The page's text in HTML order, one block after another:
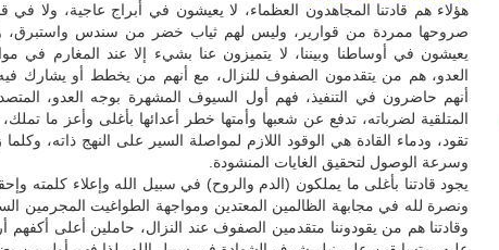
هؤلاء هم قادتنا المجاهدون العظماء، لا يعيشون في أبراج عاجية، ولا في
صروحها ممردة من قوارير، وليس لهم ثياب خضر من سندس واستبرق،
يعيشون في أوساطنا وبيننا، لا يتميزون عنا بشيء إلا عند المغارم في
العدو، هم من يتقدمون الصفوف للنزال، مع أنهم من يخطط أو يشارك
أنهم حاضرون في التنفيذ، فهم أول السيوف المشهرة بوجه العدو،
المتلقية لضرباته، تدفع عن شعبها وأمتها خطر أعدائها بأغلى وأعز ما
تقود، ودماء القادة هي الوقود اللازم لمواصلة السير على النهج ذاته، وكلما
وسرعة الوصول لتحقيق الغايات المنشودة.
يجود قادتنا بأغلى ما يملكون (الدم والروح) في سبيل الله وإعلاء كلمته
ونصرة لله في مجابهة الظالمين المعتدين ومواجهة الطواغيت المجرمين
وقادتنا هم من يقودوننا متقدمين الصفوف عند النزال، حاملين أعلى أكفهم